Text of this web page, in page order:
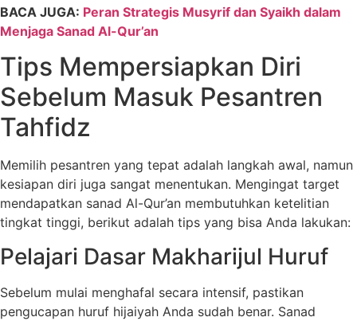
BACA JUGA: Peran Strategis Musyrif dan Syaikh dalam
Menjaga Sanad Al-Qur’an
Tips Mempersiapkan Diri
Sebelum Masuk Pesantren
Tahfidz
Memilih pesantren yang tepat adalah langkah awal, namun
kesiapan diri juga sangat menentukan. Mengingat target
mendapatkan sanad Al-Qur’an membutuhkan ketelitian
tingkat tinggi, berikut adalah tips yang bisa Anda lakukan:
Pelajari Dasar Makharijul Huruf
Sebelum mulai menghafal secara intensif, pastikan
pengucapan huruf hijaiyah Anda sudah benar. Sanad